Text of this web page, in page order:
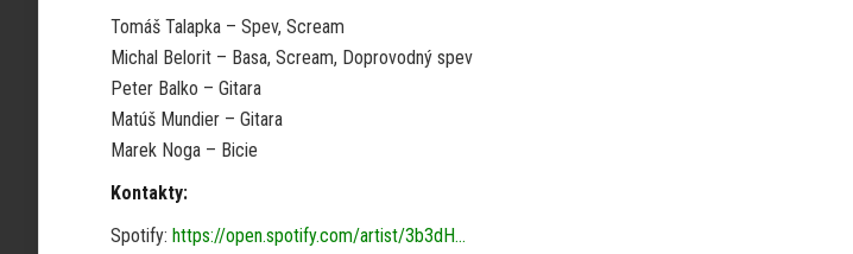
Tomáš Talapka – Spev, Scream
Michal Belorit – Basa, Scream, Doprovodný spev
Peter Balko – Gitara
Matúš Mundier – Gitara
Marek Noga – Bicie
Kontakty:
Spotify: https://open.spotify.com/artist/3b3dH…​